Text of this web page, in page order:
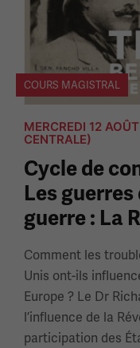
COURS MAGISTRAL
MERCREDI 12
CENTRALE)
Cycle de
Les
guerre : La
Comment les
Unis ont-ils
Europe ? Le Dr
l’influence de la
participation des